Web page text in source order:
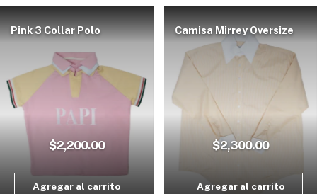
Pink 3 Collar Polo
$2,200.00
Agregar al carrito
Camisa Mirrey Oversize
$2,300.00
Agregar al carrito